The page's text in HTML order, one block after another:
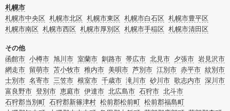
また故人のご遺族だけでなく不動産管理会社様やオーナー様(賃貸家主様)、行政
のご担当者様でも相談できます。
札幌市
札幌市中央区 札幌市北区 札幌市東区 札幌市白石区 札幌市豊平区
札幌市南区 札幌市西区 札幌市厚別区 札幌市手稲区 札幌市清田区
その他
函館市 小樽市 旭川市 室蘭市 釧路市 帯広市 北見市 夕張市 岩見沢市
網走市 留萌市 苫小牧市 稚内市 美唄市 芦別市 江別市 赤平市 紋別市
士別市 名寄市 三笠市 根室市 千歳市 滝川市 砂川市 歌志内市 深川市
富良野市 登別市 恵庭市 伊達市 北広島市 石狩市 北斗市
石狩郡当別町 石狩郡新篠津村 松前郡松前町 松前郡福島町